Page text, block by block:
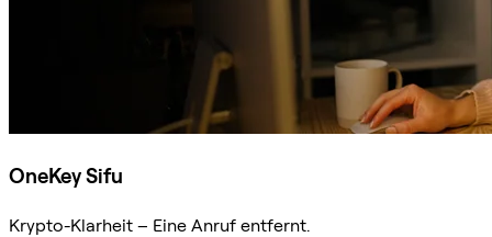
OneKey Sifu
Krypto-Klarheit – Eine Anruf entfernt.